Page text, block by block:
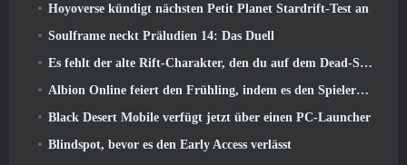
Hoyoverse kündigt nächsten Petit Planet Stardrift-Test an
Soulframe neckt Präludien 14: Das Duell
Es fehlt der alte Rift-Charakter, den du auf dem Dead-Server zurückgelassen hast? Gamigo hat eine Lösung dafür
Albion Online feiert den Frühling, indem es den Spielern ein süßes Hasen-Reittier anbietet
Black Desert Mobile verfügt jetzt über einen PC-Launcher
Blindspot, bevor es den Early Access verlässt